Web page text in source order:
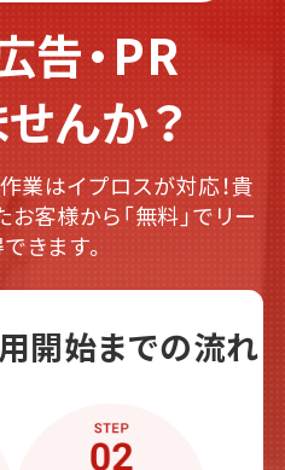
告・PR
んか？
業はイプロスが対応！貴
客様から「無料」でリー
きます。
開始までの流れ